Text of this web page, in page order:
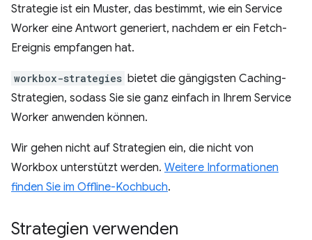
Strategie ist ein Muster, das bestimmt, wie ein Service
Worker eine Antwort generiert, nachdem er ein Fetch-
Ereignis empfangen hat.
workbox-strategies bietet die gängigsten Caching-
Strategien, sodass Sie sie ganz einfach in Ihrem Service
Worker anwenden können.
Wir gehen nicht auf Strategien ein, die nicht von
Workbox unterstützt werden. Weitere Informationen
finden Sie im Offline-Kochbuch.
Strategien verwenden